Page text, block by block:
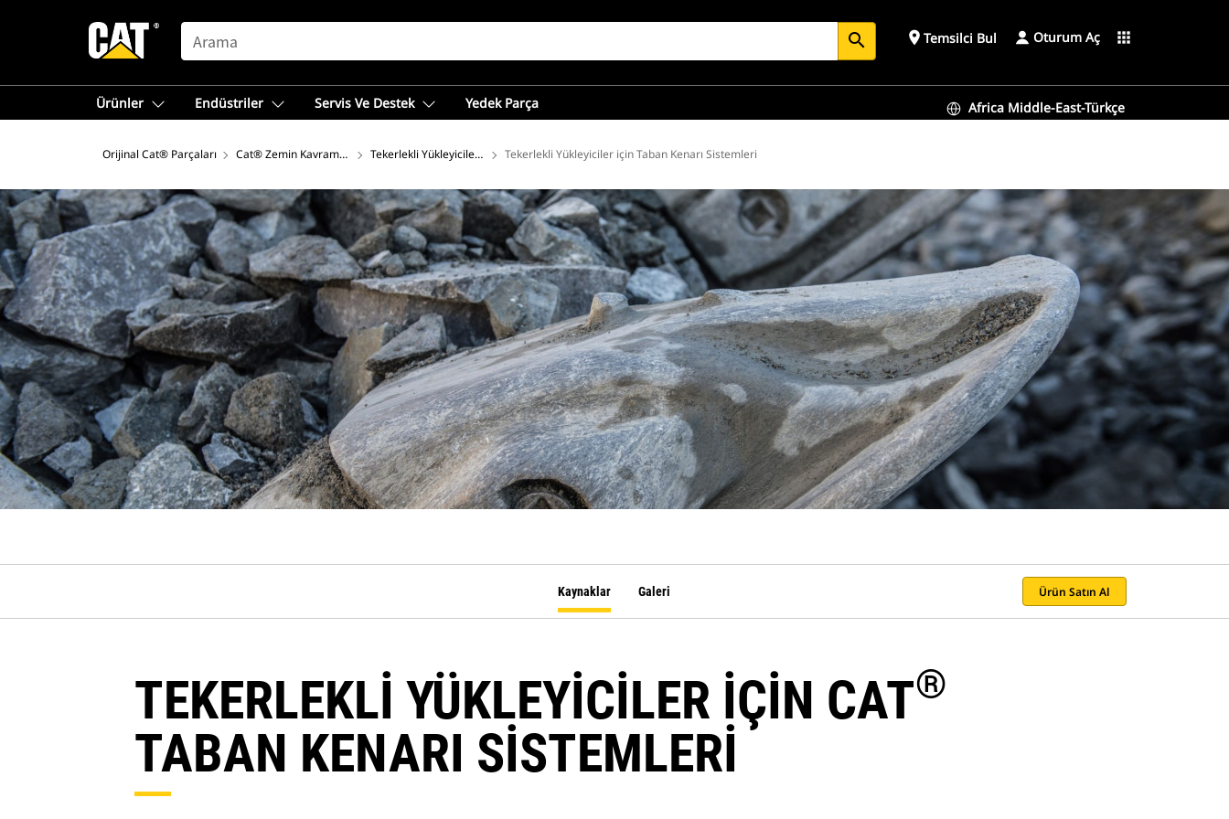
SEARCH search place Temsilci Bul Oturum Aç apps
Ürünler Endüstriler Servis Ve Destek Yedek Parça Africa Middle-East-Türkçe
Orijinal Cat® Parçaları Cat® Zemin Kavrama AtaşmanlarıTekerlekli Yükleyiciler için Zemin Kavrama Ataşmanları
Tekerlekli Yükleyiciler için Taban Kenarı Sistemleri
Kaynaklar Galeri Ürün Satın Al
TEKERLEKLİ YÜKLEYİCİLER İÇİN CAT®
TABAN KENARI SİSTEMLERİ